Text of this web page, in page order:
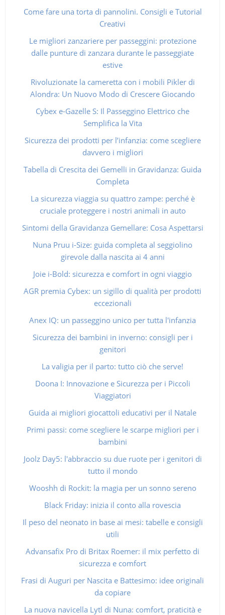
Come fare una torta di pannolini. Consigli e Tutorial
Creativi
Le migliori zanzariere per passeggini: protezione
dalle punture di zanzara durante le passeggiate
estive
Rivoluzionate la cameretta con i mobili Pikler di
Alondra: Un Nuovo Modo di Crescere Giocando
Cybex e-Gazelle S: Il Passeggino Elettrico che
Semplifica la Vita
Sicurezza dei prodotti per l’infanzia: come scegliere
davvero i migliori
Tabella di Crescita dei Gemelli in Gravidanza: Guida
Completa
La sicurezza viaggia su quattro zampe: perché è
cruciale proteggere i nostri animali in auto
Sintomi della Gravidanza Gemellare: Cosa Aspettarsi
Nuna Pruu i-Size: guida completa al seggiolino
girevole dalla nascita ai 4 anni
Joie i-Bold: sicurezza e comfort in ogni viaggio
AGR premia Cybex: un sigillo di qualità per prodotti
eccezionali
Anex IQ: un passeggino unico per tutta l'infanzia
Sicurezza dei bambini in inverno: consigli per i
genitori
La valigia per il parto: tutto ciò che serve!
Doona I: Innovazione e Sicurezza per i Piccoli
Viaggiatori
Guida ai migliori giocattoli educativi per il Natale
Primi passi: come scegliere le scarpe migliori per i
bambini
Joolz Day5: l'abbraccio su due ruote per i genitori di
tutto il mondo
Wooshh di Rockit: la magia per un sonno sereno
Black Friday: inizia il conto alla rovescia
Il peso del neonato in base ai mesi: tabelle e consigli
utili
Advansafix Pro di Britax Roemer: il mix perfetto di
sicurezza e comfort
Frasi di Auguri per Nascita e Battesimo: idee originali
da copiare
La nuova navicella Lytl di Nuna: comfort, praticità e